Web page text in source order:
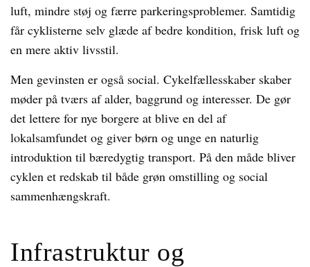
luft, mindre støj og færre parkeringsproblemer. Samtidig
får cyklisterne selv glæde af bedre kondition, frisk luft og
en mere aktiv livsstil.
Men gevinsten er også social. Cykelfællesskaber skaber
møder på tværs af alder, baggrund og interesser. De gør
det lettere for nye borgere at blive en del af
lokalsamfundet og giver børn og unge en naturlig
introduktion til bæredygtig transport. På den måde bliver
cyklen et redskab til både grøn omstilling og social
sammenhængskraft.
Infrastruktur og